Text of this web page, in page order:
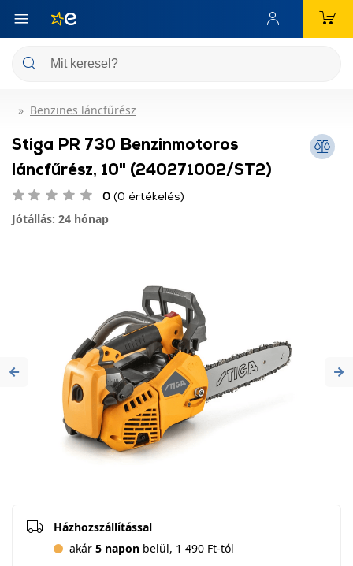
Benzines láncfűrész
Stiga PR 730 Benzinmotoros
láncfűrész, 10" (240271002/ST2)
0 (0 értékelés)
Jótállás: 24 hónap
Previous
Házhozszállítással
akár 5 napon belül, 1 490 Ft-tól